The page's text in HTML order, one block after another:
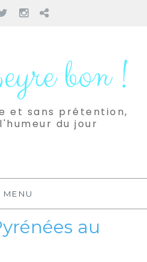
TwitterInstagram
Pinterest
bon !
et sans prétention,
du jour
MENU
au